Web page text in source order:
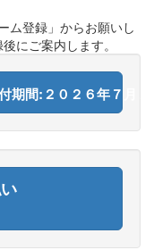
ム登録」からお願いし
にご案内します。
期間:２０２６年７月